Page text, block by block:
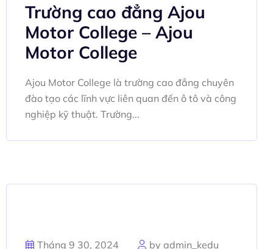
Trường cao đẳng Ajou
Motor College – Ajou
Motor College
Ajou Motor College là trường cao đẳng chuyên
đào tạo các lĩnh vực liên quan đến ô tô và công
nghiệp kỹ thuật. Trường...
Tháng 9 30, 2024
by admin_kedu